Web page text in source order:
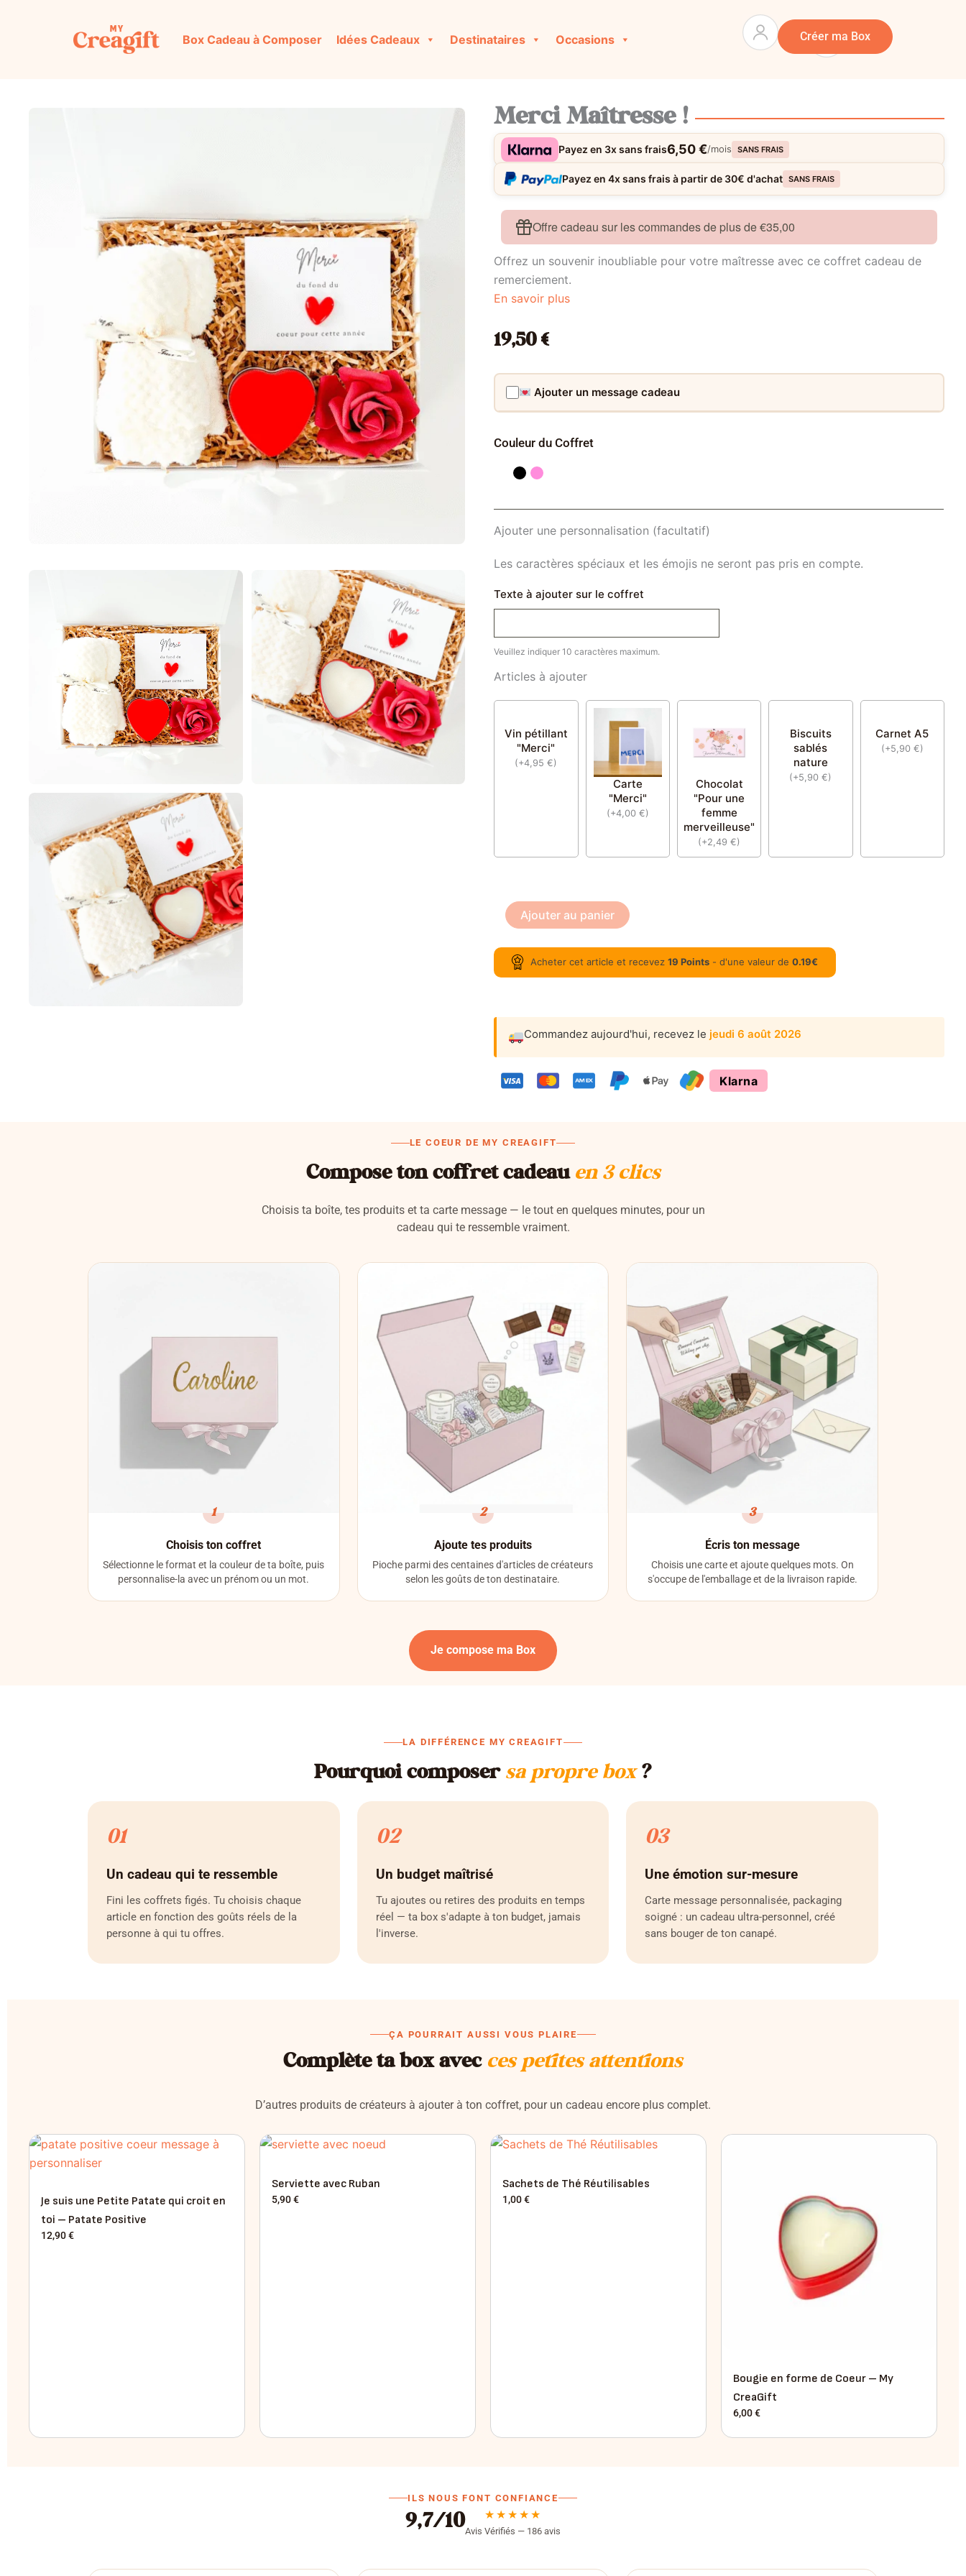
Box Cadeau à Composer Idées Cadeaux Destinataires Occasions Panier
Créer ma Box
Merci Maîtresse !
Payez en 3x sans frais6,50 €/mois SANS FRAIS
Payez en 4x sans frais à partir de 30€ d'achat SANS FRAIS
Offre cadeau sur les commandes de plus de €35,00
Offrez un souvenir inoubliable pour votre maîtresse avec ce coffret cadeau de
remerciement.
En savoir plus
19,50€
Ajouter un message cadeau
Couleur du Coffret
Ajouter une personnalisation (facultatif)
Les caractères spéciaux et les émojis ne seront pas pris en compte.
Texte à ajouter sur le coffret
Veuillez indiquer 10 caractères maximum.
Articles à ajouter
Vin pétillant
"Merci"
(+4,95€)
Carte
"Merci"
(+4,00 €)
Chocolat
"Pour une
femme
merveilleuse"
(+2,49€)
Biscuits
sablés
nature
(+5,90€)
Carnet A5
(+5,90 €)
de
Maîtresse
Ajouter au panier
Acheter cet article et recevez19 Points - d'une valeur de0.19€
Commandez aujourd'hui, recevez le jeudi 6 août 2026
Klarna
LE COEUR DE MY CREAGIFT
Compose ton coffret cadeau en 3 clics
Choisis ta boîte, tes produits et ta carte message — le tout en quelques minutes, pour un
cadeau qui te ressemble vraiment.
1
Choisis ton coffret
Sélectionne le format et la couleur de ta boîte, puis
personnalise-la avec un prénom ou un mot.
2
Ajoute tes produits
Pioche parmi des centaines d'articles de créateurs
selon les goûts de ton destinataire.
3
Écris ton message
Choisis une carte et ajoute quelques mots. On
s'occupe de l'emballage et de la livraison rapide.
Je compose ma Box
LA DIFFÉRENCE MY CREAGIFT
Pourquoi composer sa propre box?
01
Un cadeau qui te ressemble
Fini les coffrets figés. Tu choisis chaque
article en fonction des goûts réels de la
personne à qui tu offres.
02
Un budget maîtrisé
Tu ajoutes ou retires des produits en temps
réel — ta box s'adapte à ton budget, jamais
l'inverse.
03
Une émotion sur-mesure
Carte message personnalisée, packaging
soigné : un cadeau ultra-personnel, créé
sans bouger de ton canapé.
ÇA POURRAIT AUSSI VOUS PLAIRE
Complète ta box avec ces petites attentions
D’autres produits de créateurs à ajouter à ton coffret, pour un cadeau encore plus complet.
Je suis une Petite Patate qui croit en
toi – Patate Positive
12,90€
Serviette avec Ruban
5,90€
Sachets de Thé Réutilisables
1,00€
Bougie en forme de Coeur – My
CreaGift
6,00€
ILS NOUS FONT CONFIANCE
9,7/10 ★★★★★
Avis Vérifiés — 186 avis